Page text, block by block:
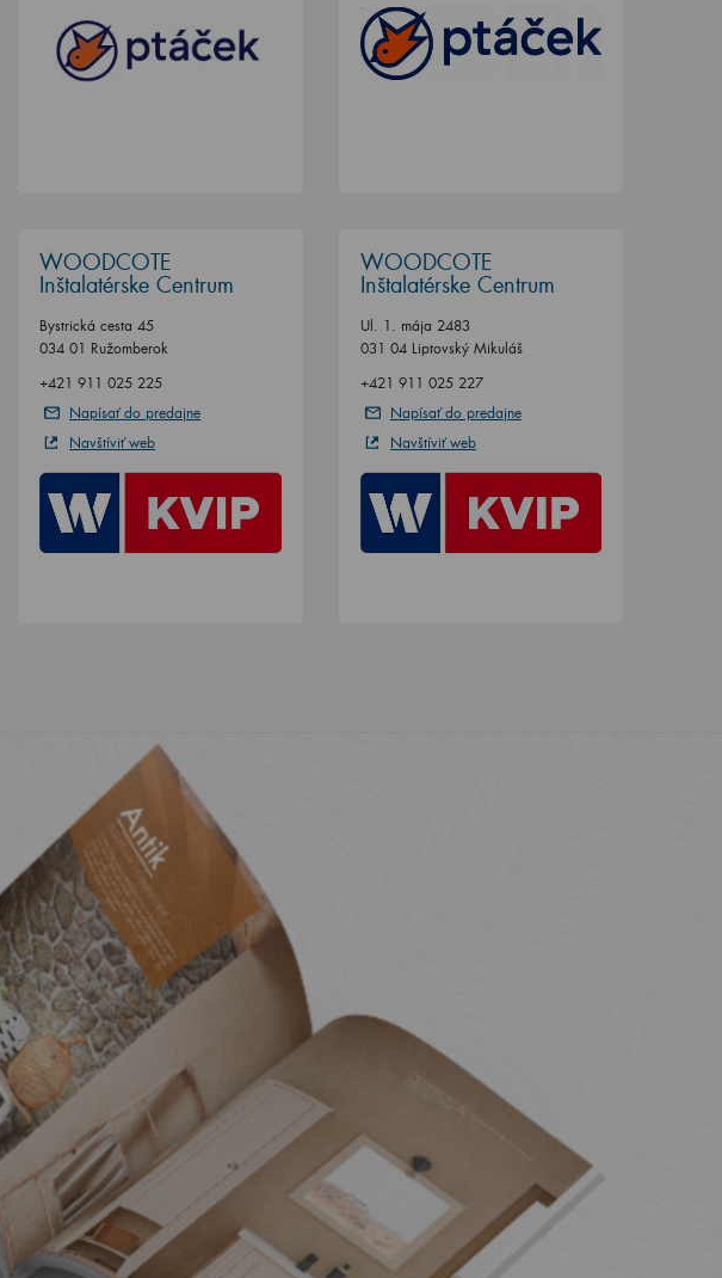
WOODCOTE
Inštalatérske Centrum
Bystrická cesta 45
034 01 Ružomberok
+421 911 025 225
Napísať do predajne
Navštíviť web
WOODCOTE
Inštalatérske Centrum
Ul. 1. mája 2483
031 04 Liptovský Mikuláš
+421 911 025 227
Napísať do predajne
Navštíviť web